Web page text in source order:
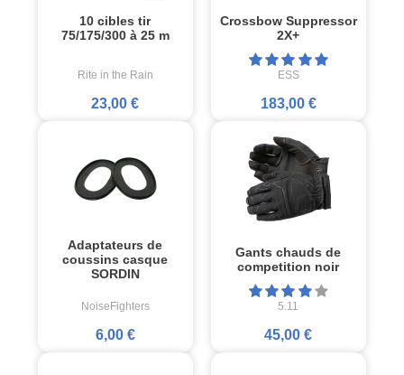
10 cibles tir
75/175/300 à 25 m
Rite in the Rain
23,00 €
Crossbow Suppressor
2X+
ESS
183,00 €
Adaptateurs de
coussins casque
SORDIN
NoiseFighters
6,00 €
Gants chauds de
competition noir
5.11
45,00 €